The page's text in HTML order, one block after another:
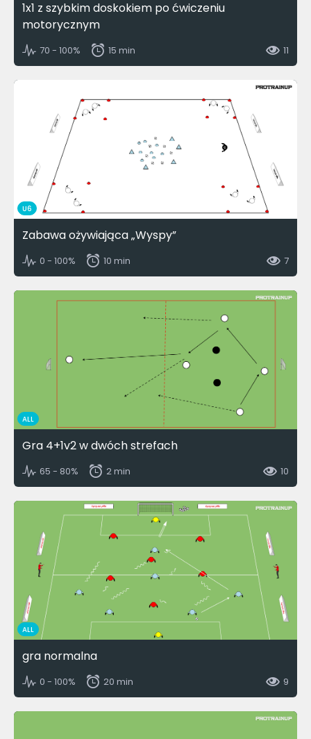
1x1 z szybkim doskokiem po ćwiczeniu
motorycznym
70 - 100% 15 min 11
U6
Zabawa ożywiająca „Wyspy”
0 - 100% 10 min 7
ALL
Gra 4+1v2 w dwóch strefach
65 - 80% 2 min 10
ALL
gra normalna
0 - 100% 20 min 9